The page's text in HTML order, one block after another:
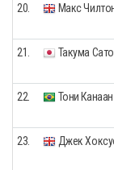
20. Макс
21. Такума Сато
22. Тони Канаан
23. Джек